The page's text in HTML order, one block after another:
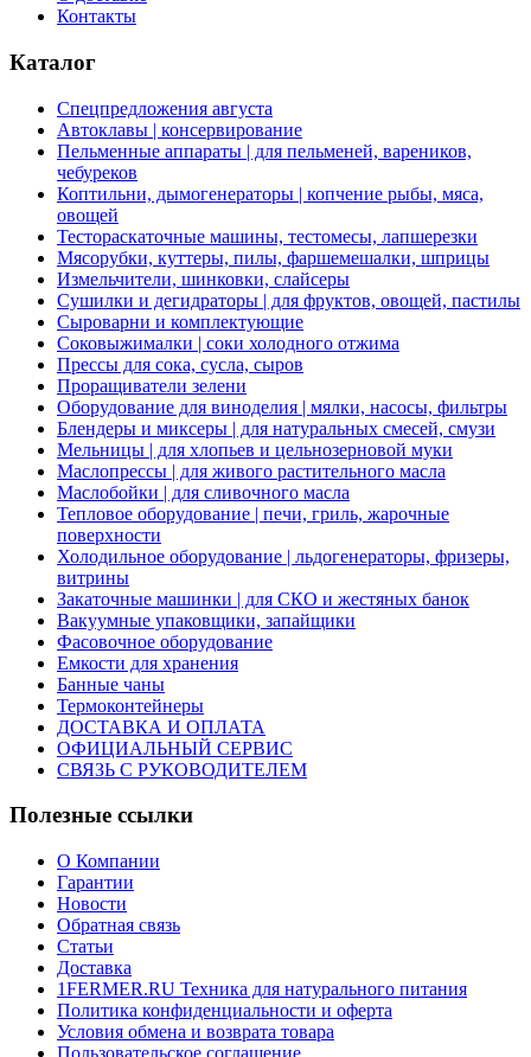
Контакты
Каталог
Спецпредложения августа
Автоклавы | консервирование
Пельменные аппараты | для пельменей, вареников,
чебуреков
Коптильни, дымогенераторы | копчение рыбы, мяса,
овощей
Тестораскаточные машины, тестомесы, лапшерезки
Мясорубки, куттеры, пилы, фаршемешалки, шприцы
Измельчители, шинковки, слайсеры
Сушилки и дегидраторы | для фруктов, овощей, пастилы
Сыроварни и комплектующие
Соковыжималки | соки холодного отжима
Прессы для сока, сусла, сыров
Проращиватели зелени
Оборудование для виноделия | мялки, насосы, фильтры
Блендеры и миксеры | для натуральных смесей, смузи
Мельницы | для хлопьев и цельнозерновой муки
Маслопрессы | для живого растительного масла
Маслобойки | для сливочного масла
Тепловое оборудование | печи, гриль, жарочные
поверхности
Холодильное оборудование | льдогенераторы, фризеры,
витрины
Закаточные машинки | для СКО и жестяных банок
Вакуумные упаковщики, запайщики
Фасовочное оборудование
Емкости для хранения
Банные чаны
Термоконтейнеры
ДОСТАВКА И ОПЛАТА
ОФИЦИАЛЬНЫЙ СЕРВИС
СВЯЗЬ С РУКОВОДИТЕЛЕМ
Полезные ссылки
О Компании
Гарантии
Новости
Обратная связь
Статьи
Доставка
1FERMER.RU Техника для натурального питания
Политика конфиденциальности и оферта
Условия обмена и возврата товара
Пользовательское соглашение